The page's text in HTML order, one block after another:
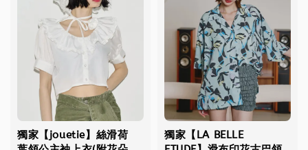
獨家【jouetie】絲滑荷
獨家【LA BELLE